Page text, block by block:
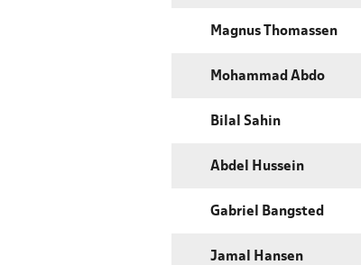
Magnus Thomassen
Mohammad Abdo
Bilal Sahin
Abdel Hussein
Gabriel Bangsted
Jamal Hansen